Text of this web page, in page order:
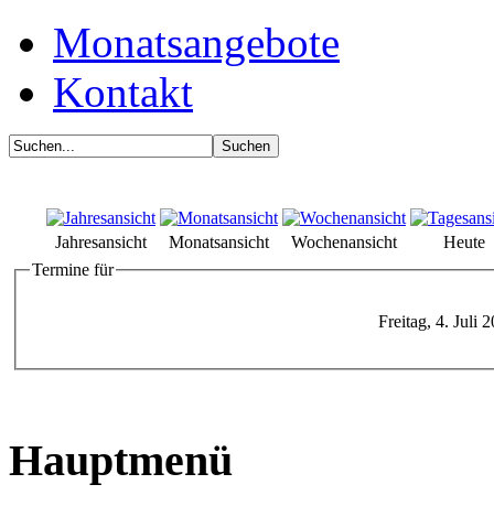
Monatsangebote
Kontakt
Jahresansicht Monatsansicht Wochenansicht
Heute
Termine für
Freitag, 4. Juli
Hauptmenü